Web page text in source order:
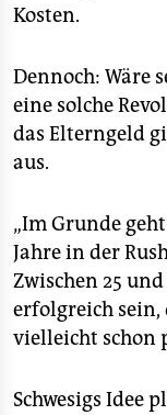
Kosten.
Dennoch: Wäre
eine solche
das Elterngeld
aus.
„Im Grunde
Jahre in der
Zwischen 25
erfolgreich sein,
vielleicht schon
Schwesigs Idee